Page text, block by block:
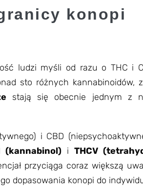
konopi
ludzi myśli od razu o THC i
sto różnych
stają się obecnie jednym z
i CBD
(kannabinol) i THCV
przyciąga coraz większą
dopasowania konopi do